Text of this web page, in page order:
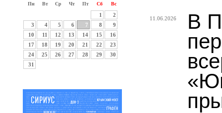
Пн Вт Ср Чт Пт Сб Вс
1
2
3
4 5 6 7 8
9
10
11 12 13 14 15
16
17
18 19 20 21 22
23
24
25 26 27 28 29
30
31
11.06.2026
В